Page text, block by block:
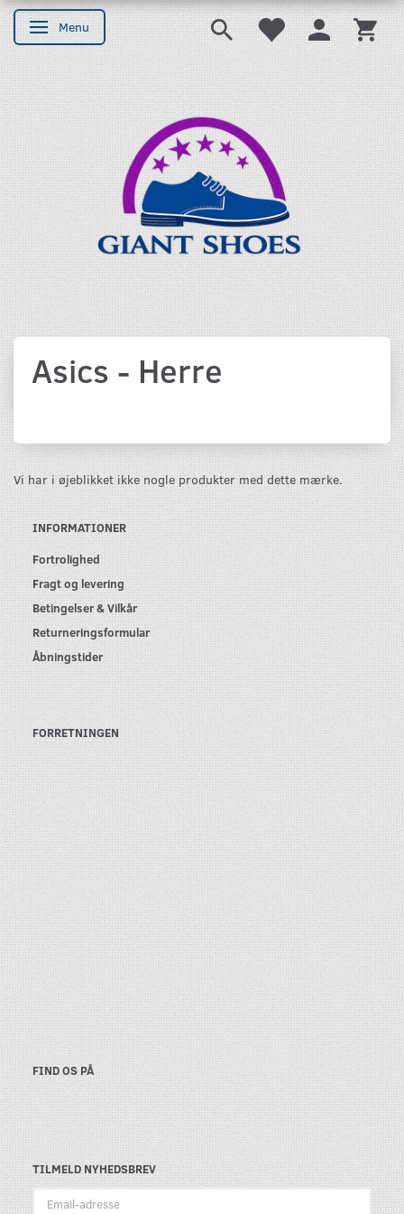
Skifte navigation
Menu
Asics - Herre
Vi har i øjeblikket ikke nogle produkter med dette mærke.
INFORMATIONER
Fortrolighed
Fragt og levering
Betingelser & Vilkår
Returneringsformular
Åbningstider
FORRETNINGEN
FIND OS PÅ
TILMELD NYHEDSBREV